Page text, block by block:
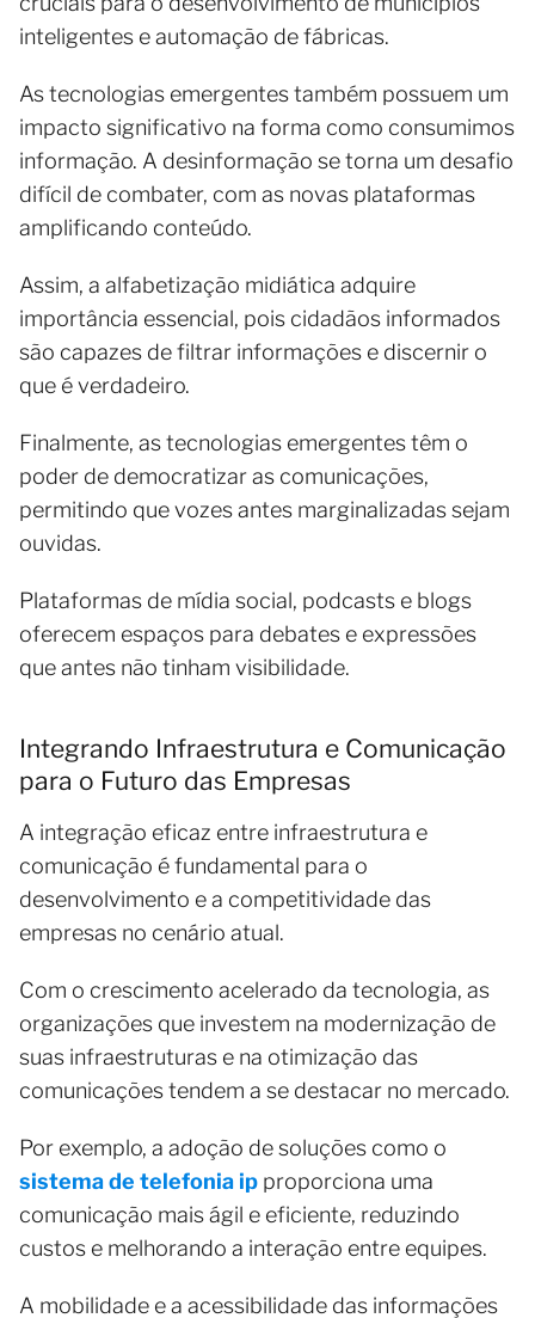
inteligentes e automação de fábricas.
As tecnologias emergentes também possuem um
impacto significativo na forma como consumimos
informação. A desinformação se torna um desafio
difícil de combater, com as novas plataformas
amplificando conteúdo.
Assim, a alfabetização midiática adquire
importância essencial, pois cidadãos informados
são capazes de filtrar informações e discernir o
que é verdadeiro.
Finalmente, as tecnologias emergentes têm o
poder de democratizar as comunicações,
permitindo que vozes antes marginalizadas sejam
ouvidas.
Plataformas de mídia social, podcasts e blogs
oferecem espaços para debates e expressões
que antes não tinham visibilidade.
Integrando Infraestrutura e Comunicação
para o Futuro das Empresas
A integração eficaz entre infraestrutura e
comunicação é fundamental para o
desenvolvimento e a competitividade das
empresas no cenário atual.
Com o crescimento acelerado da tecnologia, as
organizações que investem na modernização de
suas infraestruturas e na otimização das
comunicações tendem a se destacar no mercado.
Por exemplo, a adoção de soluções como o
sistema de telefonia ip proporciona uma
comunicação mais ágil e eficiente, reduzindo
custos e melhorando a interação entre equipes.
A mobilidade e a acessibilidade das informações